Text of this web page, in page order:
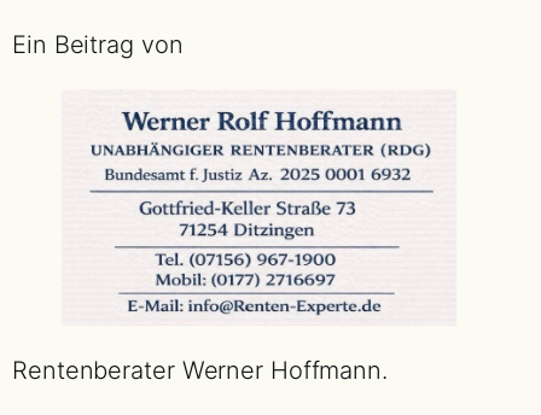
Ein Beitrag von
Rentenberater Werner Hoffmann.